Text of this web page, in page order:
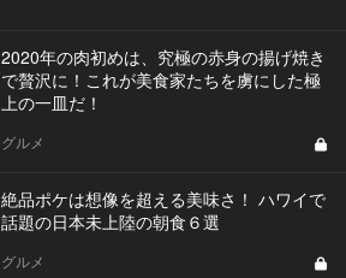
2020年の肉初めは、究極の赤身の揚げ焼き
で贅沢に！これが美食家たちを虜にした極
上の一皿だ！
グルメ
絶品ポケは想像を超える美味さ！ ハワイで
話題の日本未上陸の朝食６選
グルメ